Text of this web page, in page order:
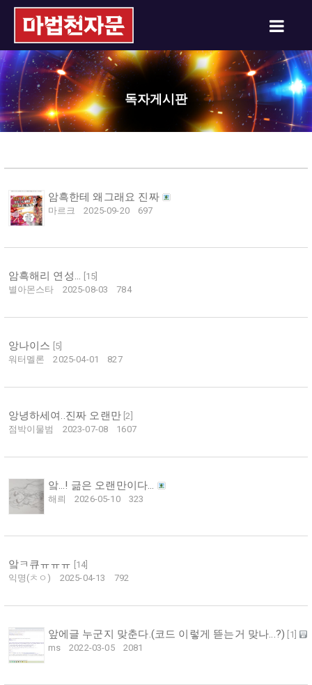
독자게시판
암흑한테 왜그래요 진짜
마르크 2025-09-20 697
암흑해리 연성... 15
별아몬스타
2025-08-03 784
앙나이스 5]
워터멜론
2025-04-01 827
앙녕하세여..진짜 오랜만[2
점박이물범
2023-07-08 1607
앜...! 긂은 오랜만이다...
해릐 2026-05-10 323
앜ㅋ큐ㅠㅠㅠ 14]
익명(ㅊㅇ)
2025-04-13 792
앞에글 누군지 맞춘다.(코드 이렇게 뜯는거 맞나...?) 1
ms
2022-03-05 2081